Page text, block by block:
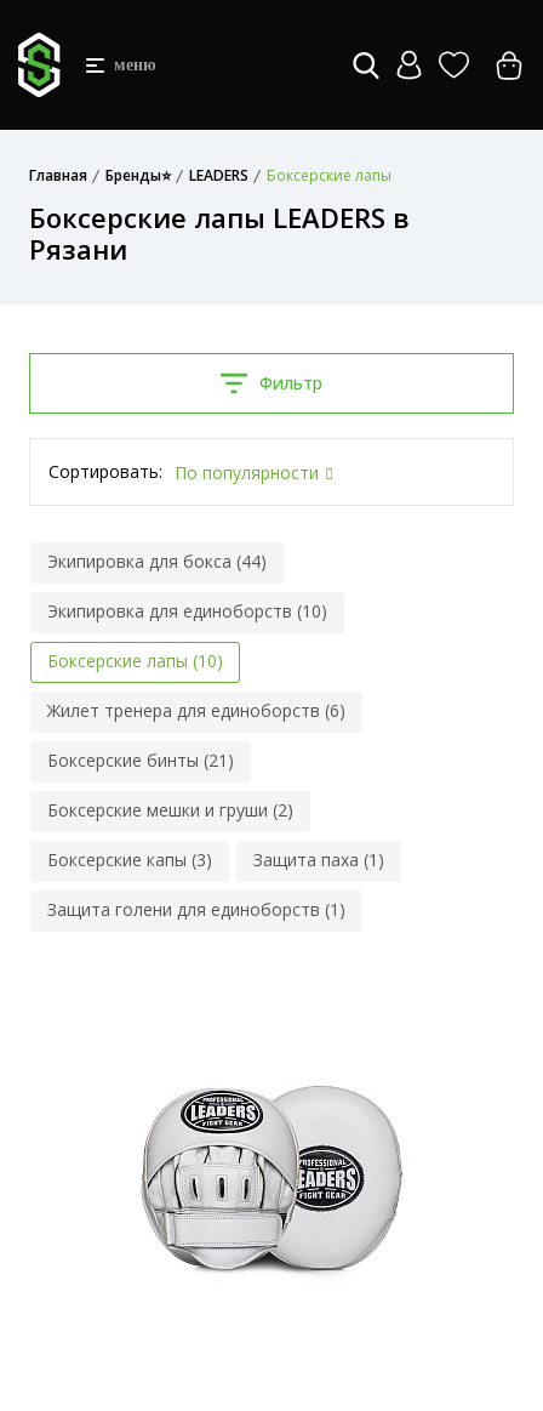
меню
Главная Бренды⭐ LEADERS Боксерские лапы
Боксерские лапы LEADERS в
Рязани
Фильтр
Сортировать: По популярности
Экипировка для бокса (44)
Экипировка для единоборств (10)
Боксерские лапы (10)
Жилет тренера для единоборств (6)
Боксерские бинты (21)
Боксерские мешки и груши (2)
Боксерские капы (3) Защита паха (1)
Защита голени для единоборств (1)